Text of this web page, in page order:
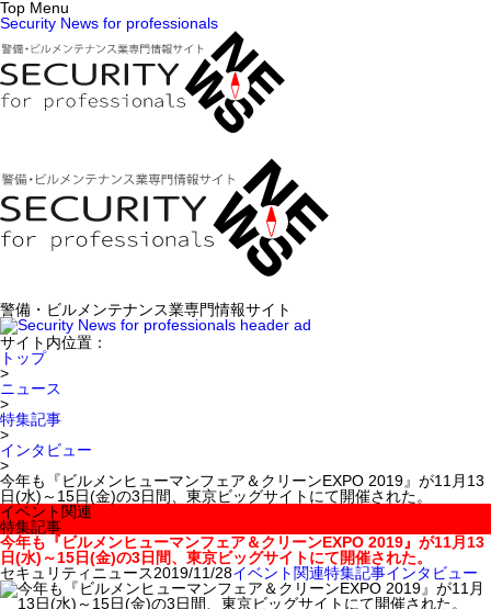
Top Menu
Security News for professionals
警備・ビルメンテナンス業専門情報サイト
サイト内位置：
トップ
>
ニュース
>
特集記事
>
インタビュー
>
今年も『ビルメンヒューマンフェア＆クリーンEXPO 2019』が11月13
日(水)～15日(金)の3日間、東京ビッグサイトにて開催された。
イベント関連
特集記事
今年も『ビルメンヒューマンフェア＆クリーンEXPO 2019』が11月13
日(水)～15日(金)の3日間、東京ビッグサイトにて開催された。
セキュリティニュース2019/11/28イベント関連特集記事インタビュー